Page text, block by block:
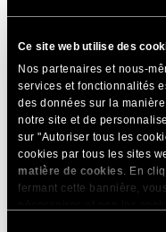
Ce site web utilise des
Nos partenaires et nous-
services et fonctionnalités
des données sur la
notre site et de
sur "Autoriser tous les
cookies par tous les sites
matière de cookies . En
fermant cette bannière,
des scripts de votre
cause.